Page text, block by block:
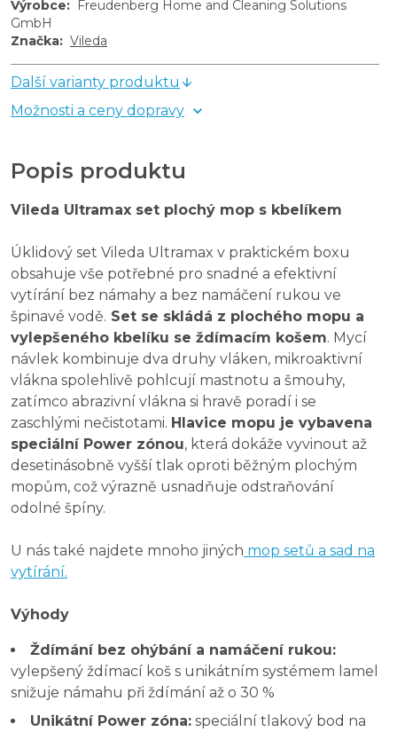
Výrobce: Freudenberg Home and Cleaning Solutions
GmbH
Značka: Vileda
Další varianty produktu
Možnosti a ceny dopravy
Popis produktu
Vileda Ultramax set plochý mop s kbelíkem
Úklidový set Vileda Ultramax v praktickém boxu
obsahuje vše potřebné pro snadné a efektivní
vytírání bez námahy a bez namáčení rukou ve
špinavé vodě. Set se skládá z plochého mopu a
vylepšeného kbelíku se ždímacím košem. Mycí
návlek kombinuje dva druhy vláken, mikroaktivní
vlákna spolehlivě pohlcují mastnotu a šmouhy,
zatímco abrazivní vlákna si hravě poradí i se
zaschlými nečistotami. Hlavice mopu je vybavena
speciální Power zónou, která dokáže vyvinout až
desetinásobně vyšší tlak oproti běžným plochým
mopům, což výrazně usnadňuje odstraňování
odolné špíny.
U nás také najdete mnoho jiných mop setů a sad na
vytírání.
Výhody
Ždímání bez ohýbání a namáčení rukou:
vylepšený ždímací koš s unikátním systémem lamel
snižuje námahu při ždímání až o 30 %
Unikátní Power zóna: speciální tlakový bod na